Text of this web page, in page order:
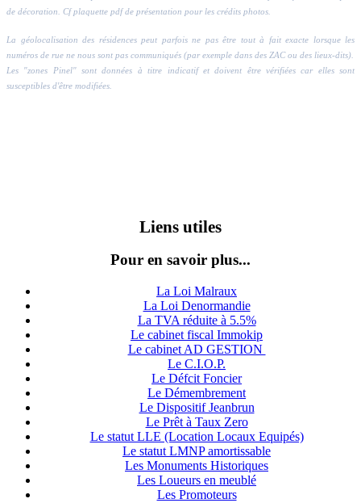
de décoration. Cf plaquette pdf de présentation pour les crédits photos.
La géolocalisation des résidences peut parfois ne pas être tout à fait exacte lorsque les
numéros de rue ne nous sont pas communiqués (par exemple dans des ZAC ou des lieux-dits).
Les "zones Pinel" sont données à titre indicatif et doivent être vérifiées car elles sont
susceptibles d'être modifiées.
Liens utiles
Pour en savoir plus...
La Loi Malraux
La Loi Denormandie
La TVA réduite à 5.5%
Le cabinet fiscal Immokip
Le cabinet AD GESTION
Le C.I.O.P.
Le Défcit Foncier
Le Démembrement
Le Dispositif Jeanbrun
Le Prêt à Taux Zero
Le statut LLE (Location Locaux Equipés)
Le statut LMNP amortissable
Les Monuments Historiques
Les Loueurs en meublé
Les Promoteurs